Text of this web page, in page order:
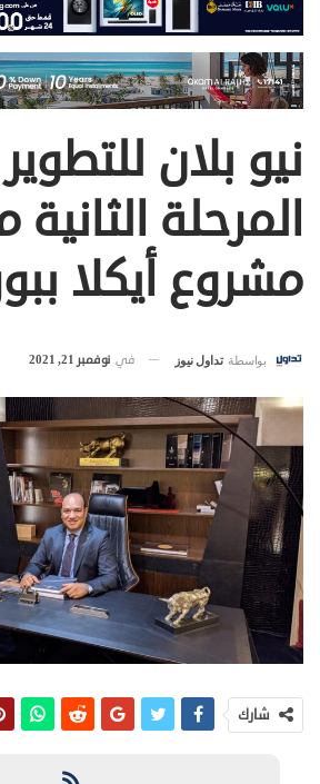
نيو بلان
المرحلة
مشروع أيكلا
بواسطة تداول نيوز في نوفمبر 21, 2021
شارك